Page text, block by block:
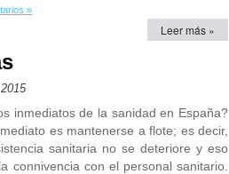
»
Leer más »
inmediatos de la sanidad en España?
es mantenerse a flote; es decir,
sanitaria no se deteriore y eso
connivencia con el personal sanitario.